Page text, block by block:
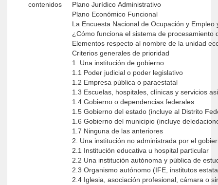
contenidos
Plano Jurídico Administrativo
Plano Económico Funcional
La Encuesta Nacional de Ocupación y
¿Cómo funciona el sistema de
Elementos respecto al nombre de la unidad
Criterios generales de prioridad
1. Una institución de gobierno
1.1 Poder judicial o poder legislativo
1.2 Empresa pública o paraestatal
1.3 Escuelas, hospitales, clínicas y servicios
1.4 Gobierno o dependencias federales
1.5 Gobierno del estado (incluye al Distrito
1.6 Gobierno del municipio (incluye
1.7 Ninguna de las anteriores
2. Una institución no administrada por el
2.1 Institución educativa u hospital particular
2.2 Una institución autónoma y pública de
2.3 Organismo autónomo (IFE, institutos
2.4 Iglesia, asociación profesional, cámara o